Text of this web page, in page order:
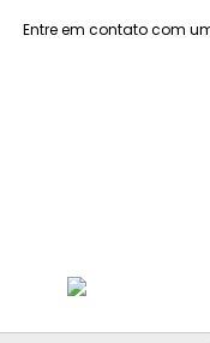
Entre em contato com